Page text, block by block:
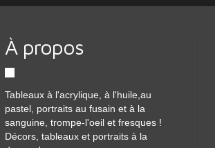
À propos
Tableaux à l'acrylique, à l'huile,au
pastel, portraits au fusain et à la
sanguine, trompe-l'oeil et fresques !
Décors, tableaux et portraits à la